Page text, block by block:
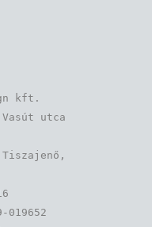
kft.
utca
019652